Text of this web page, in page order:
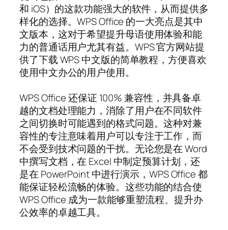
和 iOS）的这款功能强大的软件，从而提供多
样化的选择。WPS Office 的一大亮点是其中
文版本，这对于希望提升母语使用体验和能
力的普通话用户尤其有益。WPS 官方网站提
供了下载 WPS 中文版的简单教程，方便喜欢
使用中文办公的用户使用。
WPS Office 还保证 100% 兼容性，并具备卓
越的文档处理能力，消除了用户在不同软件
之间切换时可能遇到的格式问题。这种对兼
容性的专注意味着用户可以专注于工作，而
不会受到技术问题的干扰。无论您是在 Word
中撰写文档，在 Excel 中制定预算计划，还
是在 PowerPoint 中进行演示，WPS Office 都
能保证轻松流畅的体验。这些功能的结合使
WPS Office 成为一款能够重塑流程、提升办
公效率的卓越工具。